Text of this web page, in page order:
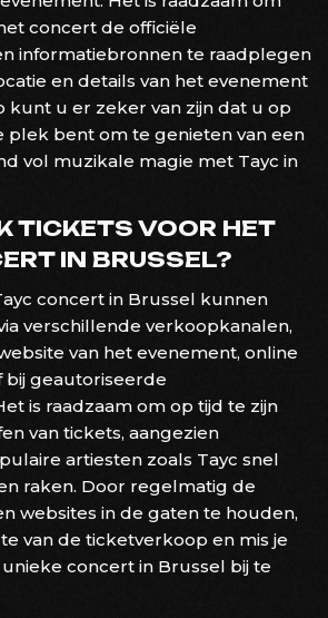
concert de officiële
informatiebronnen te raadplegen
en details van het evenement
kunt u er zeker van zijn dat u op
plek bent om te genieten van een
vol muzikale magie met Tayc in
TICKETS VOOR HET
IN BRUSSEL?
concert in Brussel kunnen
verschillende verkoopkanalen,
van het evenement, online
geautoriseerde
is raadzaam om op tijd te zijn
van tickets, aangezien
artiesten zoals Tayc snel
raken. Door regelmatig de
websites in de gaten te houden,
van de ticketverkoop en mis je
concert in Brussel bij te